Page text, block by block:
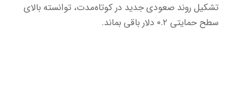
تشکیل روند صعودی جدید در کوتاه‌مدت، توانسته بالای
سطح حمایتی ۰.۲ دلار باقی بماند.